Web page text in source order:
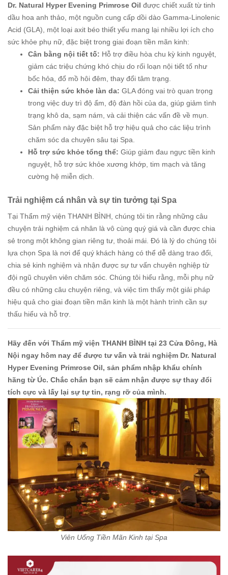
Dr. Natural Hyper Evening Primrose Oil được chiết xuất từ tinh
dầu hoa anh thảo, một nguồn cung cấp dồi dào Gamma-Linolenic
Acid (GLA), một loại axit béo thiết yếu mang lại nhiều lợi ích cho
sức khỏe phụ nữ, đặc biệt trong giai đoạn tiền mãn kinh:
Cân bằng nội tiết tố: Hỗ trợ điều hòa chu kỳ kinh nguyệt,
giảm các triệu chứng khó chịu do rối loạn nội tiết tố như
bốc hỏa, đổ mồ hôi đêm, thay đổi tâm trạng.
Cải thiện sức khỏe làn da: GLA đóng vai trò quan trọng
trong việc duy trì độ ẩm, độ đàn hồi của da, giúp giảm tình
trạng khô da, sạm nám, và cải thiện các vấn đề về mụn.
Sản phẩm này đặc biệt hỗ trợ hiệu quả cho các liệu trình
chăm sóc da chuyên sâu tại Spa.
Hỗ trợ sức khỏe tổng thể: Giúp giảm đau ngực tiền kinh
nguyệt, hỗ trợ sức khỏe xương khớp, tim mạch và tăng
cường hệ miễn dịch.
Trải nghiệm cá nhân và sự tin tưởng tại Spa
Tại Thẩm mỹ viện THANH BÌNH, chúng tôi tin rằng những câu
chuyện trải nghiệm cá nhân là vô cùng quý giá và cần được chia
sẻ trong một không gian riêng tư, thoải mái. Đó là lý do chúng tôi
lựa chọn Spa là nơi để quý khách hàng có thể dễ dàng trao đổi,
chia sẻ kinh nghiệm và nhận được sự tư vấn chuyên nghiệp từ
đội ngũ chuyên viên chăm sóc. Chúng tôi hiểu rằng, mỗi phụ nữ
đều có những câu chuyện riêng, và việc tìm thấy một giải pháp
hiệu quả cho giai đoạn tiền mãn kinh là một hành trình cần sự
thấu hiểu và hỗ trợ.
Hãy đến với Thẩm mỹ viện THANH BÌNH tại 23 Cửa Đông, Hà
Nội ngay hôm nay để được tư vấn và trải nghiệm Dr. Natural
Hyper Evening Primrose Oil, sản phẩm nhập khẩu chính
hãng từ Úc. Chắc chắn bạn sẽ cảm nhận được sự thay đổi
tích cực và lấy lại sự tự tin, rạng rỡ của mình.
Viên Uống Tiền Mãn Kinh tại Spa